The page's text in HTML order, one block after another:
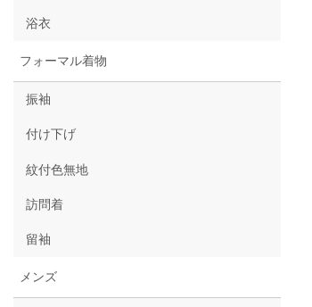
浴衣
フォーマル着物
振袖
付け下げ
紋付色無地
訪問着
留袖
メンズ